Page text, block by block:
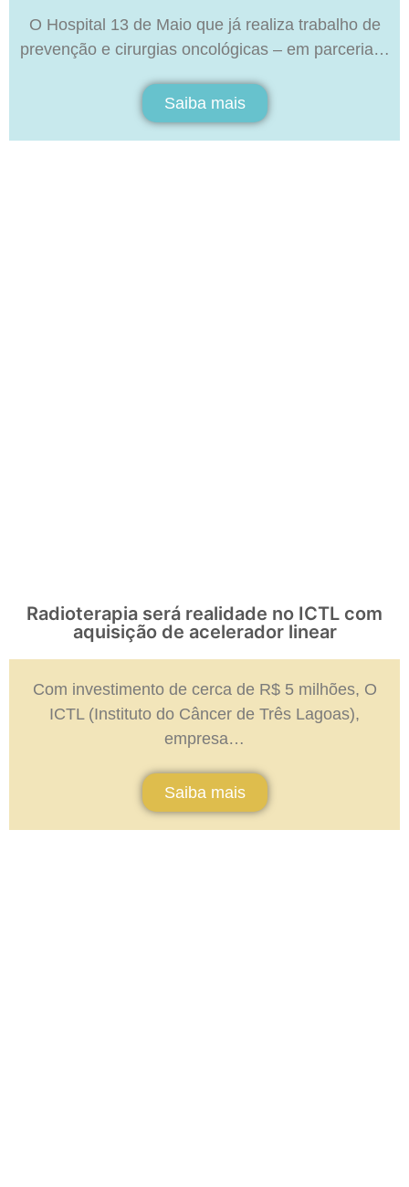
O Hospital 13 de Maio que já realiza trabalho de
prevenção e cirurgias oncológicas – em parceria…
Saiba mais
Radioterapia será realidade no ICTL com
aquisição de acelerador linear
Com investimento de cerca de R$ 5 milhões, O
ICTL (Instituto do Câncer de Três Lagoas),
empresa…
Saiba mais